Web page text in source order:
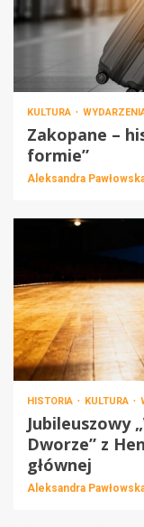
KULTURA
Zakopane –
formie”
Aleksandra
HISTORIA KULTURA
Jubileuszowy
Dworze” z
głównej
Aleksandra